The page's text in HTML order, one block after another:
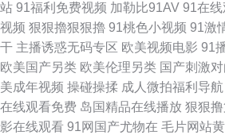
站 91福利免费视频 加勒比91AV 91在
视频 狠狠擼狠狠擼 91桃色小视频 91激
干 主播诱惑无码专区 欧美视频电影 91
欧美国产另类 欧美伦理另类 国产刺激对
美成年视频 操碰操揉 成人微拍福利导航
在线观看免费 岛国精品在线播放 狠狠
影在线观看 91网国产尤物在 毛片网站